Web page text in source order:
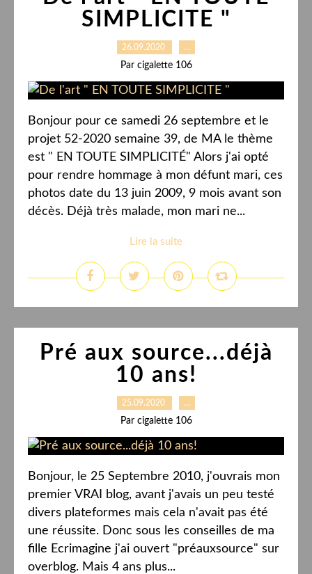
SIMPLICITE "
26.09.2020 …
Par cigalette 106
Bonjour pour ce samedi 26 septembre et le
projet 52-2020 semaine 39, de MA le thème
est " EN TOUTE SIMPLICITÉ" Alors j'ai opté
pour rendre hommage à mon défunt mari, ces
photos date du 13 juin 2009, 9 mois avant son
décès. Déjà très malade, mon mari ne...
Lire la suite
Pré aux source...déjà
10 ans!
25.09.2020 …
Par cigalette 106
Bonjour, le 25 Septembre 2010, j'ouvrais mon
premier VRAI blog, avant j'avais un peu testé
divers plateformes mais cela n'avait pas été
une réussite. Donc sous les conseilles de ma
fille Ecrimagine j'ai ouvert "préauxsource" sur
overblog. Mais 4 ans plus...